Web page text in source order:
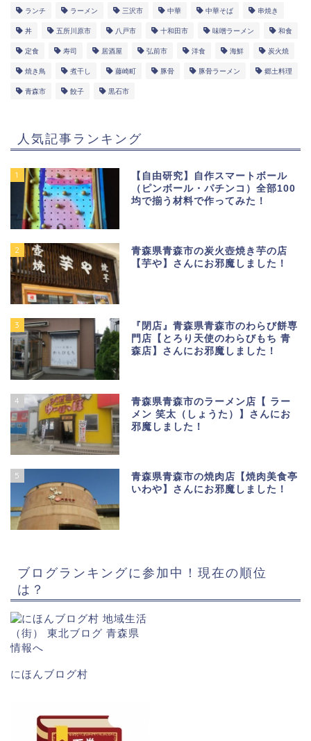
ランチ ラーメン 三沢市 中華 中華そば 串焼き
丼 五所川原市 八戸市 十和田市 味噌ラーメン 和食
定食 寿司 居酒屋 弘前市 洋食 海鮮 炭火焼
焼き鳥 煮干し 藤崎町 豚骨 豚骨ラーメン 郷土料理
青森市 餃子 黒石市
人気記事ランキング
1
【自由研究】自作スマートボール
（ピンボール・パチンコ）全部100
均で揃う材料で作ってみた！
2
青森県青森市の炭火壺焼き芋の店
【芋や】さんにお邪魔しました！
3
『閉店』青森県青森市のわらび餅専
門店【とろり天使のわらびもち 青
森店】さんにお邪魔しました！
4
青森県青森市のラーメン店【 ラー
メン 笑太（しょうた）】さんにお
邪魔しました！
5
青森県青森市の焼肉店【焼肉美食亭
いわや】さんにお邪魔しました！
ブログランキングに参加中！現在の順位
は？
にほんブログ村